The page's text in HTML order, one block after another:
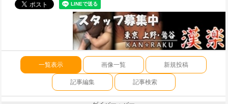
一覧表示 画像一覧 新規投稿
記事編集 記事検索